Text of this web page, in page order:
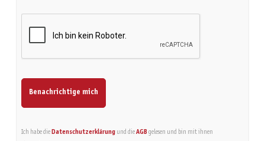
Benachrichtige mich
Ich habe die Datenschutzerklärungund die AGBgelesen und bin mit ihnen